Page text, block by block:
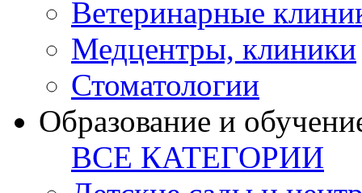
Ветеринарные
Медцентры, клиники
Стоматологии
Образование и
ВСЕ КАТЕГОРИИ